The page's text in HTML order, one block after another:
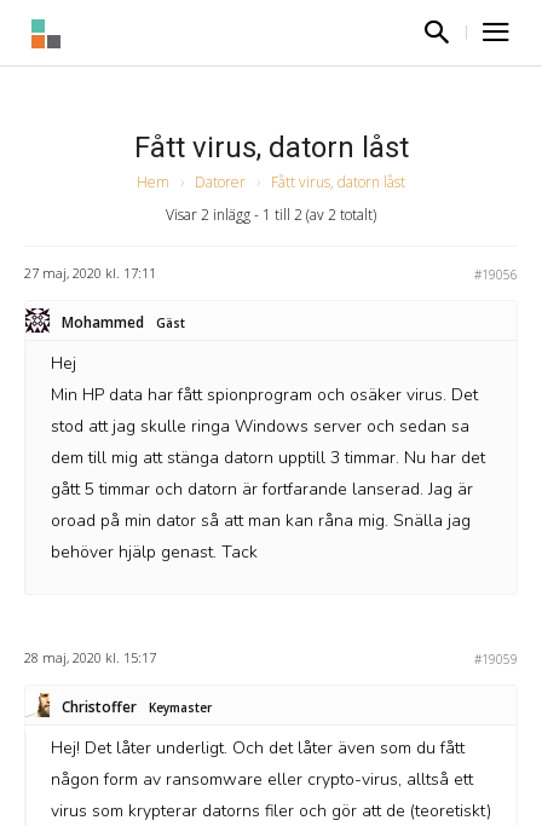
Fått virus, datorn låst
Hem › Datorer › Fått virus, datorn låst
Visar 2 inlägg - 1 till 2 (av 2 totalt)
27 maj, 2020 kl. 17:11 #19056
Mohammed Gäst
Hej
Min HP data har fått spionprogram och osäker virus. Det
stod att jag skulle ringa Windows server och sedan sa
dem till mig att stänga datorn upptill 3 timmar. Nu har det
gått 5 timmar och datorn är fortfarande lanserad. Jag är
oroad på min dator så att man kan råna mig. Snälla jag
behöver hjälp genast. Tack
28 maj, 2020 kl. 15:17 #19059
Christoffer Keymaster
Hej! Det låter underligt. Och det låter även som du fått
någon form av ransomware eller crypto-virus, alltså ett
virus som krypterar datorns filer och gör att de (teoretiskt)